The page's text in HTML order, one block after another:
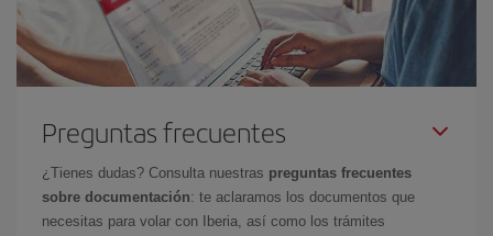
Preguntas frecuentes
¿Tienes dudas? Consulta nuestras preguntas frecuentes
sobre documentación: te aclaramos los documentos que
necesitas para volar con Iberia, así como los trámites